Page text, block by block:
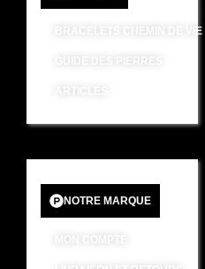
BRACELETS CHEMIN DE VIE
GUIDE DES PIERRES
NOTRE MARQUE
MON COMPTE